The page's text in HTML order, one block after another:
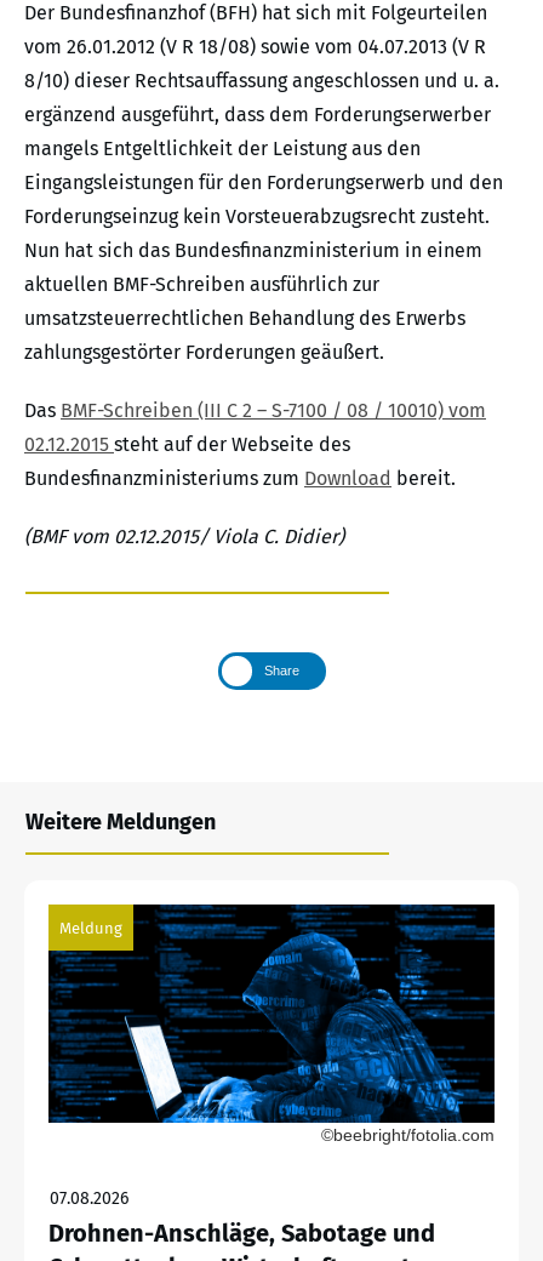
Der Bundesfinanzhof (BFH) hat sich mit Folgeurteilen
vom 26.01.2012 (V R 18/08) sowie vom 04.07.2013 (V R
8/10) dieser Rechtsauffassung angeschlossen und u. a.
ergänzend ausgeführt, dass dem Forderungserwerber
mangels Entgeltlichkeit der Leistung aus den
Eingangsleistungen für den Forderungserwerb und den
Forderungseinzug kein Vorsteuerabzugsrecht zusteht.
Nun hat sich das Bundesfinanzministerium in einem
aktuellen BMF-Schreiben ausführlich zur
umsatzsteuerrechtlichen Behandlung des Erwerbs
zahlungsgestörter Forderungen geäußert.
Das BMF-Schreiben (III C 2 – S-7100 / 08 / 10010) vom
02.12.2015 steht auf der Webseite des
Bundesfinanzministeriums zum Download bereit.
(BMF vom 02.12.2015/ Viola C. Didier)
Share
Weitere Meldungen
Meldung
©beebright/fotolia.com
07.08.2026
Drohnen-Anschläge, Sabotage und